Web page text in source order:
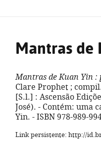
Mantras de
Mantras de Kuan Yin :
Clare Prophet ;
[S.l.] : Ascensão
José). - Contém: uma
Yin. - ISBN 978-989-
Link persistente: http://